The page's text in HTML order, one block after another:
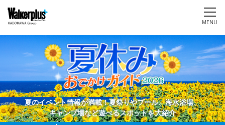
MENU
夏のイベント情報が満載！夏祭りやプール、海水浴場、
キャンプ場など遊べるスポットを大紹介